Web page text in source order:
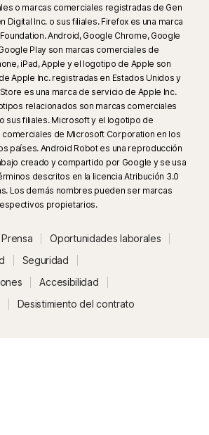
un plan de conexión a Internet o de datos, y
está disponible en todos los países. La
varía según el país de residencia o el plan.
tu dirección de correo electrónico y
Inicia sesión en tu cuenta para facilitar
que se supervise.
Android e iOS con autenticación por
Face ID activados.
Windows a través de una extensión compatible
en la app móvil y en la extensión del
Manager con la misma cuenta, y tener
del depósito sin contraseña.
o marcas comerciales registradas de Gen
Digital Inc. o sus filiales. Firefox es una marca
Android, Google Chrome, Google
Play son marcas comerciales de
iPad, Apple y el logotipo de Apple son
Apple Inc. registradas en Estados Unidos y
es una marca de servicio de Apple Inc.
relacionados son marcas comerciales
sus filiales. Microsoft y el logotipo de
comerciales de Microsoft Corporation en los
países. Android Robot es una reproducción
creado y compartido por Google y se usa
descritos en la licencia Atribución 3.0
Los demás nombres pueden ser marcas
propietarios.
Prensa
Oportunidades laborales
Seguridad
Accesibilidad
Desistimiento del contrato